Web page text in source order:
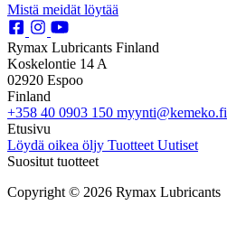
Mistä meidät löytää
Rymax Lubricants Finland
Koskelontie 14 A
02920 Espoo
Finland
+358 40 0903 150 myynti@kemeko.fi
Etusivu
Löydä oikea öljy Tuotteet Uutiset
Suositut tuotteet
Copyright © 2026 Rymax Lubricants